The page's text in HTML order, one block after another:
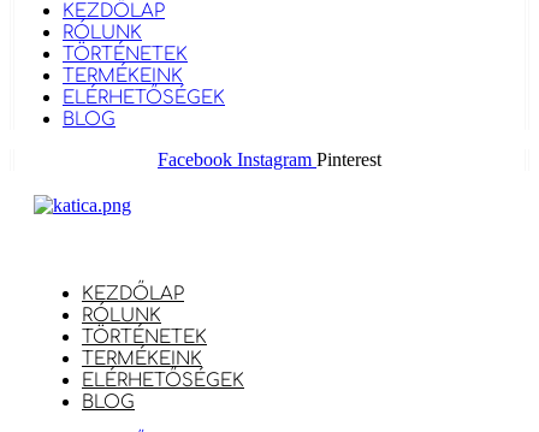
KEZDŐLAP
RÓLUNK
TÖRTÉNETEK
TERMÉKEINK
ELÉRHETŐSÉGEK
BLOG
Facebook Instagram Pinterest
KEZDŐLAP
RÓLUNK
TÖRTÉNETEK
TERMÉKEINK
ELÉRHETŐSÉGEK
BLOG